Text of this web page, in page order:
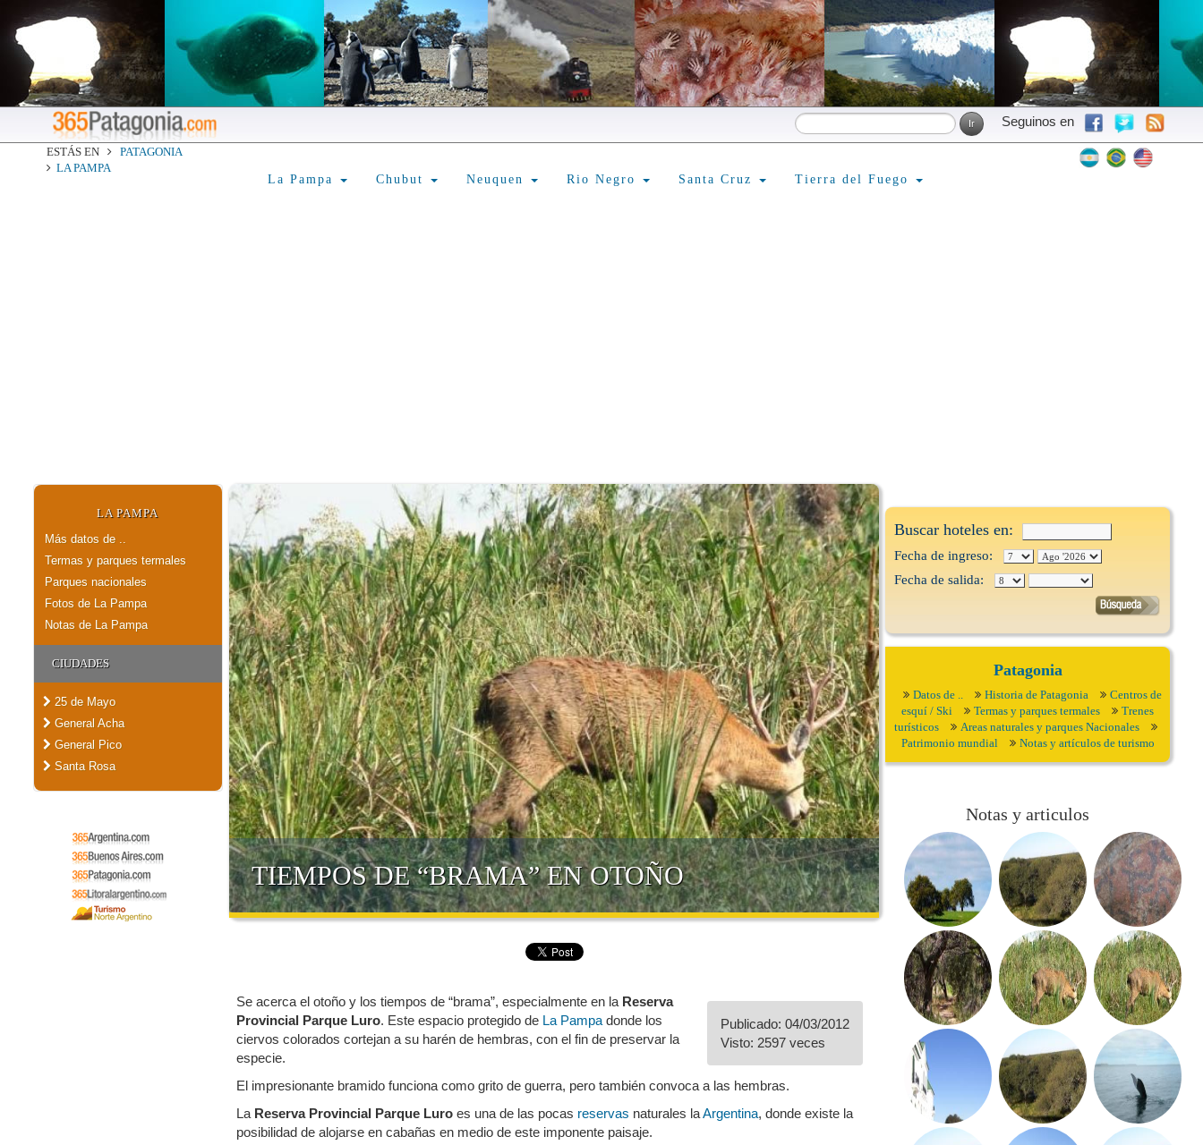
Seguinos en
ESTÁS EN
PATAGONIA
LA PAMPA
La Pampa
Chubut Neuquen Rio Negro Santa Cruz Tierra del Fuego
LA PAMPA
Más datos de ..
Termas y parques termales
Parques nacionales
Fotos de La Pampa
Notas de La Pampa
CIUDADES
25 de Mayo
General Acha
General Pico
Santa Rosa
TIEMPOS DE “BRAMA” EN OTOÑO
Publicado: 04/03/2012
Visto: 2597 veces
Se acerca el otoño y los tiempos de “brama”, especialmente en la Reserva
Provincial Parque Luro. Este espacio protegido de La Pampadonde los
ciervos colorados cortejan a su harén de hembras, con el fin de preservar la
especie.
El impresionante bramido funciona como grito de guerra, pero también convoca a las hembras.
La Reserva Provincial Parque Luroes una de las pocas reservas naturales laArgentina, donde existe la
posibilidad de alojarse en cabañas en medio de este imponente paisaje.
Buscar hoteles en:
Fecha de ingreso:
Fecha de salida:
Patagonia
Datos de .. Historia de Patagonia
Centros de
esquí / Ski
Termas y parques termales
Trenes
turísticos
Areas naturales y parques Nacionales
Patrimonio mundial
Notas y artículos de turismo
Notas y articulos